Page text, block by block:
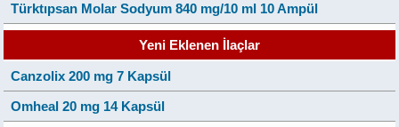
Türktıpsan Molar Sodyum 840 mg/10 ml 10 Ampül
Yeni Eklenen İlaçlar
Canzolix 200 mg 7 Kapsül
Omheal 20 mg 14 Kapsül